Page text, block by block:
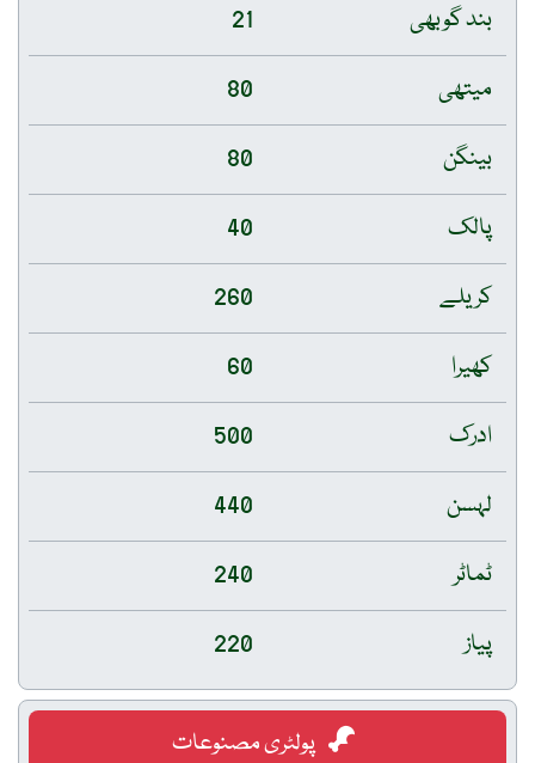
بند گوبھی
21
میتھی
80
بینگن
80
پالک
40
کریلے
260
کھیرا
60
ادرک
500
لہسن
440
ٹماٹر
240
پیاز
220
پولٹری مصنوعات